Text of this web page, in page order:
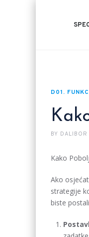
D01.
BY DALIBOR
Kako
Ako
strategije
biste